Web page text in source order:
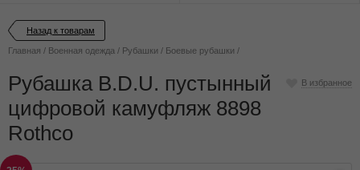
Назад к товарам
Главная / Военная одежда / Рубашки / Боевые рубашки /
Рубашка B.D.U. пустынный
цифровой камуфляж 8898
Rothco
В избранное